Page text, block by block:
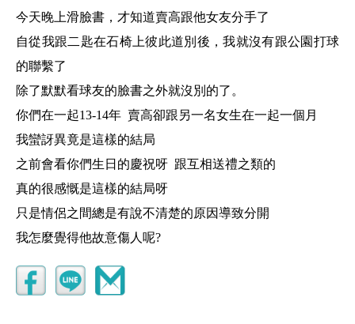
今天晚上滑臉書，才知道賣高跟他女友分手了
自從我跟二匙在石椅上彼此道別後，我就沒有跟公園打球
的聯繫了
除了默默看球友的臉書之外就沒別的了。
你們在一起13-14年 賣高卻跟另一名女生在一起一個月
我蠻訝異竟是這樣的結局
之前會看你們生日的慶祝呀 跟互相送禮之類的
真的很感慨是這樣的結局呀
只是情侶之間總是有說不清楚的原因導致分開
我怎麼覺得他故意傷人呢?